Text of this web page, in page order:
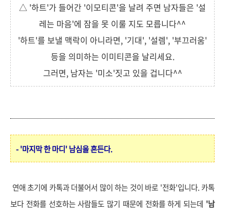
△ '하트'가 들어간 '이모티콘'을 날려 주면 남자들은 '설
레는 마음'에 잠을 못 이룰 지도 모릅니다^^
'하트'를 보낼 맥락이 아니라면, '기대', '설렘', '부끄러움'
등을 의미하는 이미티콘을 날리세요.
그러면, 남자는 '미소'짓고 있을 겁니다^^
- '마지막 한 마디' 남심을 흔든다.
연애 초기에 카톡과 더불어서 많이 하는 것이 바로 '전화'입니다. 카톡
보다 전화를 선호하는 사람들도 많기 때문에 전화를 하게 되는데 '남